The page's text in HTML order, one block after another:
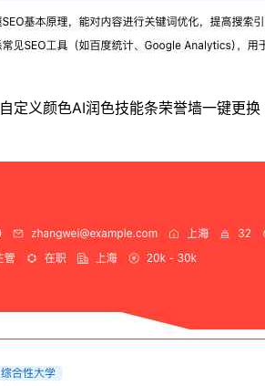
自定义颜色AI润色技能条荣誉墙一键更换